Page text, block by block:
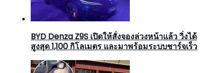
BYD Denza Z9S เปิดให้สั่งจองล่วงหน้าแล้ว วิ่งได้
สูงสุด 1,100 กิโลเมตร และมาพร้อมระบบชาร์จเร็ว